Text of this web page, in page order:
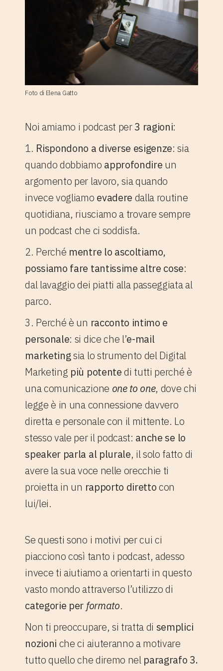
Foto di Elena Gatto
Noi amiamo i podcast per3 ragioni:
1. Rispondono a diverse esigenze: sia
quando dobbiamo approfondire un
argomento per lavoro, sia quando
invece vogliamo evadere dalla routine
quotidiana, riusciamo a trovare sempre
un podcast che ci soddisfa.
2. Perché mentre lo ascoltiamo,
possiamo fare tantissime altre cose:
dal lavaggio dei piatti alla passeggiata al
parco.
3. Perché è un racconto intimo e
personale: si dice che l’e-mail
marketingsia lo strumento del Digital
Marketing più potentedi tutti perché è
una comunicazione one to one, dove chi
legge è in una connessione davvero
diretta e personale con il mittente. Lo
stesso vale per il podcast: anche se lo
speaker parla al plurale, il solo fatto di
avere la sua voce nelle orecchie ti
proietta in un rapporto direttocon
lui/lei.
Se questi sono i motivi per cui ci
piacciono così tanto i podcast, adesso
invece ti aiutiamo a orientarti in questo
vasto mondo attraverso l’utilizzo di
categorie per formato.
Non ti preoccupare, si tratta di semplici
nozioni che ci aiuteranno a motivare
tutto quello che diremo nel paragrafo 3.